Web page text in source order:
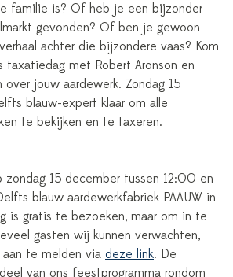
familie is? Of heb je een bijzonder
gevonden? Of ben je gewoon
achter die bijzondere vaas? Kom
taxatiedag met Robert Aronson en
jouw aardewerk. Zondag 15
blauw-expert klaar om alle
te bekijken en te taxeren.
15 december tussen 12:00 en
blauw aardewerkfabriek PAAUW in
is gratis te bezoeken, maar om in te
gasten wij kunnen verwachten,
te melden via deze link. De
van ons feestprogramma rondom